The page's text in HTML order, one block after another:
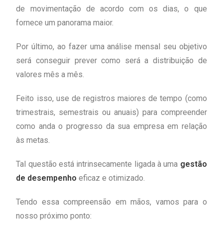
de movimentação de acordo com os dias, o que
fornece um panorama maior.
Por último, ao fazer uma análise mensal seu objetivo
será conseguir prever como será a distribuição de
valores mês a mês.
Feito isso, use de registros maiores de tempo (como
trimestrais, semestrais ou anuais) para compreender
como anda o progresso da sua empresa em relação
às metas.
Tal questão está intrinsecamente ligada à uma gestão
de desempenho eficaz e otimizado.
Tendo essa compreensão em mãos, vamos para o
nosso próximo ponto: